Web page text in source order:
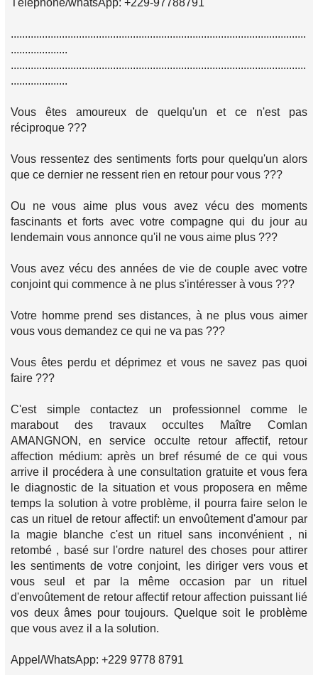
Téléphone/whatsApp: +229-97788791
........................................................................................................
....................
........................................................................................................
....................
Vous êtes amoureux de quelqu'un et ce n'est pas
réciproque ???
Vous ressentez des sentiments forts pour quelqu'un alors
que ce dernier ne ressent rien en retour pour vous ???
Ou ne vous aime plus vous avez vécu des moments
fascinants et forts avec votre compagne qui du jour au
lendemain vous annonce qu'il ne vous aime plus ???
Vous avez vécu des années de vie de couple avec votre
conjoint qui commence à ne plus s'intéresser à vous ???
Votre homme prend ses distances, à ne plus vous aimer
vous vous demandez ce qui ne va pas ???
Vous êtes perdu et déprimez et vous ne savez pas quoi
faire ???
C'est simple contactez un professionnel comme le
marabout des travaux occultes Maître Comlan
AMANGNON, en service occulte retour affectif, retour
affection médium: après un bref résumé de ce qui vous
arrive il procédera à une consultation gratuite et vous fera
le diagnostic de la situation et vous proposera en même
temps la solution à votre problème, il pourra faire selon le
cas un rituel de retour affectif: un envoûtement d'amour par
la magie blanche c'est un rituel sans inconvénient , ni
retombé , basé sur l'ordre naturel des choses pour attirer
les sentiments de votre conjoint, les diriger vers vous et
vous seul et par la même occasion par un rituel
d'envoûtement de retour affectif retour affection puissant lié
vos deux âmes pour toujours. Quelque soit le problème
que vous avez il a la solution.
Appel/WhatsApp: +229 9778 8791